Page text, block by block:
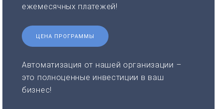
ежемесячных платежей!
ЦЕНА ПРОГРАММЫ
Автоматизация от нашей организации –
это полноценные инвестиции в ваш
бизнес!